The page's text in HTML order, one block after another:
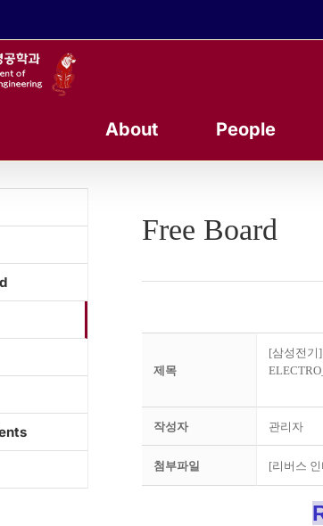
About People
Free Board
제목
[삼성전기
작성자 관리자
첨부파일 [리버스